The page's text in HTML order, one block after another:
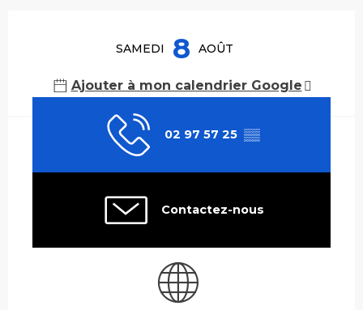
SAMEDI 8 AOÛT
Ajouter à mon calendrier Google
02 97 57 25 ▒▒
Contactez-nous